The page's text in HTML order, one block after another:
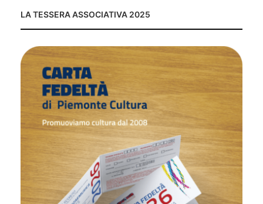
LA TESSERA ASSOCIATIVA 2025